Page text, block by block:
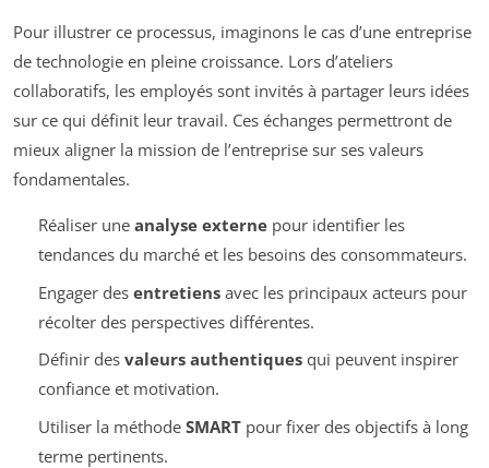
Pour illustrer ce processus, imaginons le cas d’une entreprise
de technologie en pleine croissance. Lors d’ateliers
collaboratifs, les employés sont invités à partager leurs idées
sur ce qui définit leur travail. Ces échanges permettront de
mieux aligner la mission de l’entreprise sur ses valeurs
fondamentales.
Réaliser une analyse externepour identifier les
tendances du marché et les besoins des consommateurs.
Engager des entretiensavec les principaux acteurs pour
récolter des perspectives différentes.
Définir des valeurs authentiquesqui peuvent inspirer
confiance et motivation.
Utiliser la méthode SMARTpour fixer des objectifs à long
terme pertinents.